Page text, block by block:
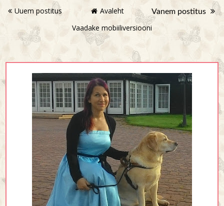
Uuem postitus Vanem postitus
Avaleht
Vaadake mobiiliversiooni